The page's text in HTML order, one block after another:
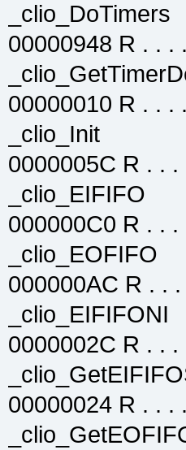
00000948 R . . .
00000010 R . . .
_clio_Init
0000005C R . . .
000000C0 R . . .
000000AC R . .
0000002C R . . .
00000024 R . . .